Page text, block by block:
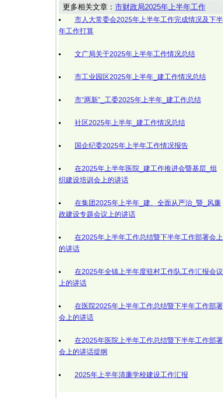
更多相关文章： 市财政局2025年上半年工作
市人大常委会2025年上半年工作完成情况及下半
年工作打算
文广局关于2025年上半年工作情况总结
市工业园区2025年上半年_建工作情况总结
市“两新”_工委2025年上半年_建工作总结
社区2025年上半年_建工作情况总结
国企纪委2025年上半年工作情况报告
在2025年上半年医院_建工作推进会暨基层_组
织建设培训会上的讲话
在集团2025年上半年_建、全面从严治_暨_风廉
政建设专题会议上的讲话
在2025年上半年工作总结暨下半年工作部署会上
的讲话
在2025年全镇上半年度驻村工作队工作汇报会议
上的讲话
在医院2025年上半年工作总结暨下半年工作部署
会上的讲话
在2025年医院上半年工作总结暨下半年工作部署
会上的讲话提纲
2025年上半年清廉学校建设工作汇报